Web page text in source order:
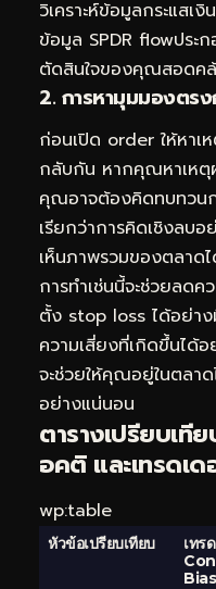
วิเคราะห์ข้อมูลกระแส
ข้อมูล SPDR flowประ
ตัดสินใจของคุณสอดคล้
2. การหามุมมองตร
ก่อนเปิด order ให้หาเห
กลับกัน หากคุณหาเหตุ
คุณอาจต้องคิดทบทวน
เรียกว่าการคิดเชิงลบ
เห็นภาพรวมของตลาด
การทำเช่นนี้จะช่วยลด
ตั้ง stop loss ได้อย่า
ความเสี่ยงที่เกิดขึ้นได้
จะช่วยให้คุณอยู่ในตลาด
อย่างแน่นอน
ตารางเปรียบเที
อคติ และเทรดเ
wp:table
หัวข้อเปรียบเทียบ
เทร
Bias